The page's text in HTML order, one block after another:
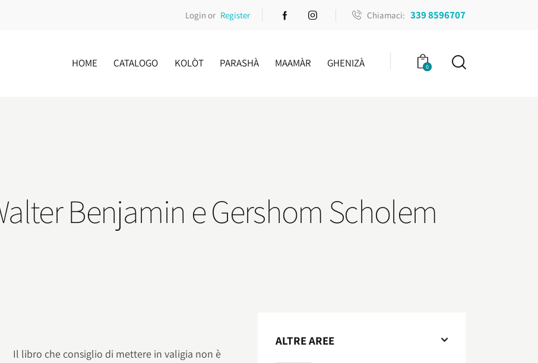
Login or Register Chiamaci: 339 8596707
HOME CATALOGO KOLÒT PARASHÀ MAAMÀR GHENIZÀ 0
Benjamin e Gershom Scholem
Il libro che consiglio di mettere in valigia non è
ALTRE AREE